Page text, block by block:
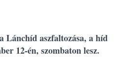
Lánchíd aszfaltozása, a híd
12-én, szombaton lesz.